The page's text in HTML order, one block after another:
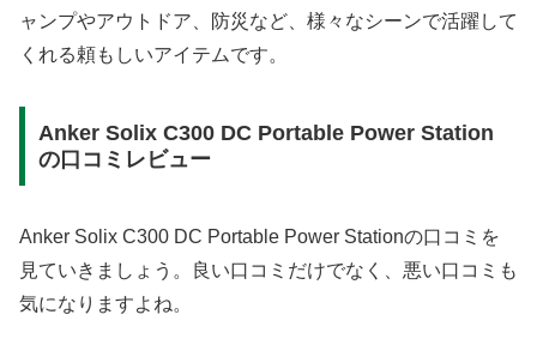
ャンプやアウトドア、防災など、様々なシーンで活躍して
くれる頼もしいアイテムです。
Anker Solix C300 DC Portable Power Station
の口コミレビュー
Anker Solix C300 DC Portable Power Stationの口コミを
見ていきましょう。良い口コミだけでなく、悪い口コミも
気になりますよね。